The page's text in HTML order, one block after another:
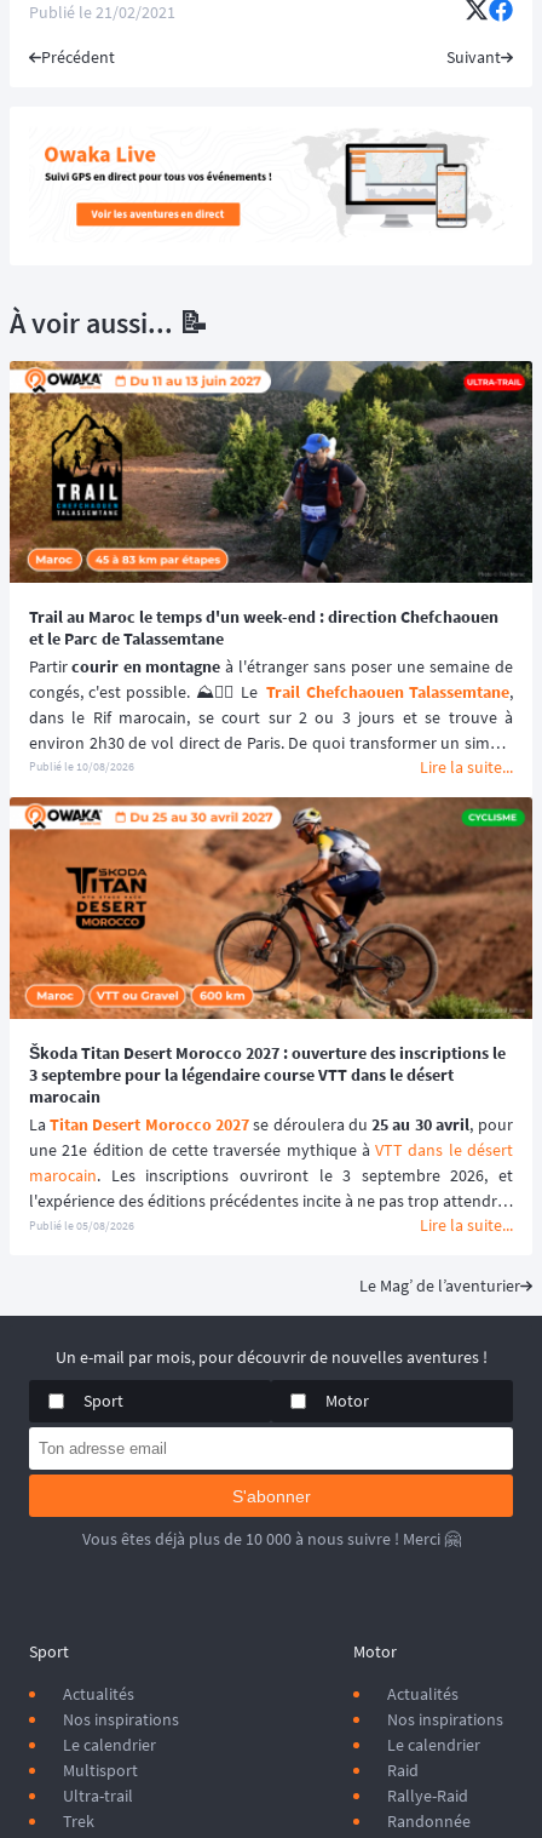
Publié le21/02/2021
Précédent Suivant
À voir aussi... 📝
Trail au Maroc le temps d'un week-end : direction Chefchaouen
et le Parc de Talassemtane
Partir courir en montagne à l'étranger sans poser une semaine de
congés, c'est possible. ⛰️🏃‍♂️ Le Trail Chefchaouen Talassemtane,
dans le Rif marocain, se court sur 2 ou 3 jours et se trouve à
environ 2h30 de vol direct de Paris. De quoi transformer un simple
week-end en véritable évasion trail, sans sacrifier son planning.
Publié le 10/08/2026 Lire la suite...
Škoda Titan Desert Morocco 2027 : ouverture des inscriptions le
3 septembre pour la légendaire course VTT dans le désert
marocain
La Titan Desert Morocco 2027 se déroulera du 25 au 30 avril, pour
une 21e édition de cette traversée mythique à VTT dans le désert
marocain. Les inscriptions ouvriront le 3 septembre 2026, et
l'expérience des éditions précédentes incite à ne pas trop attendre :
le tarif early bird, réservé aux 100 premiers inscrits, s'est envolé en
Publié le05/08/2026 Lire la suite...
Le Mag’ de l’aventurier
Un e-mail par mois, pour découvrir de nouvelles aventures !
Sport
Motor
S'abonner
Vous êtes déjà plus de 10 000 à nous suivre ! Merci 🤗
Sport
Actualités
Nos inspirations
Le calendrier
Multisport
Ultra-trail
Trek
Motor
Actualités
Nos inspirations
Le calendrier
Raid
Rallye-Raid
Randonnée